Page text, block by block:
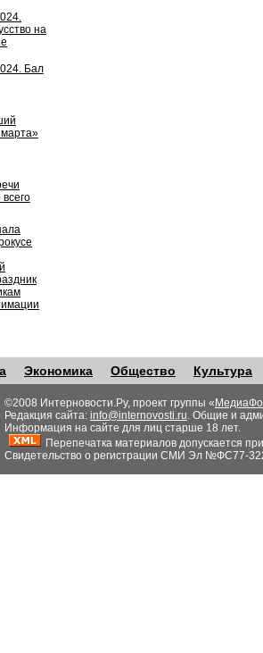
на
Бал
всего
Экономика Общество Культура
©2008 Интерновости.Ру, проект группы «
Редакция сайта: info@internovosti.ru. Общие и
Информация на сайте для лиц старше 18 лет.
Перепечатка материалов допускается
Свидетельство о регистрации СМИ Эл №ФС77-